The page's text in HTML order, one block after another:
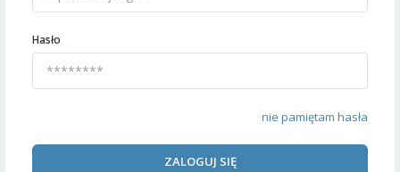
Hasło
nie pamiętam hasła
ZALOGUJ SIĘ